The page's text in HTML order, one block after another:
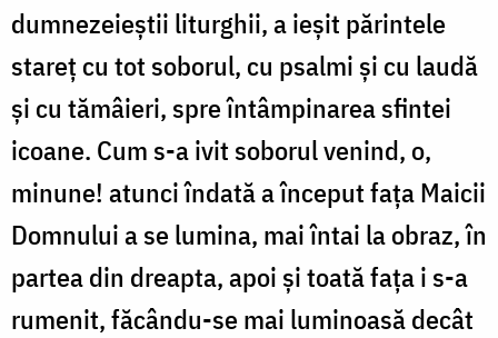
dumnezeieştii liturghii, a ieşit părintele
stareţ cu tot soborul, cu psalmi şi cu laudă
şi cu tămâieri, spre întâmpinarea sfintei
icoane. Cum s-a ivit soborul venind, o,
minune! atunci îndată a început faţa Maicii
Domnului a se lumina, mai întai la obraz, în
partea din dreapta, apoi şi toată faţa i s-a
rumenit, făcându-se mai luminoasă decât